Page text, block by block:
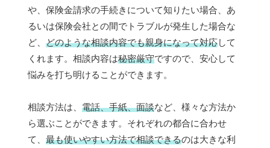
や、保険金請求の手続きについて知りたい場合、あ
るいは保険会社との間でトラブルが発生した場合な
ど、 どのような相談内容でも親身になって対応して
くれます。相談内容は秘密厳守ですので、安心して
悩みを打ち明けることができます。
相談方法は、 電話、手紙、面談など、様々な方法か
ら選ぶことができます。それぞれの都合に合わせ
て、 最も使いやすい方法で相談できるのは大きな利